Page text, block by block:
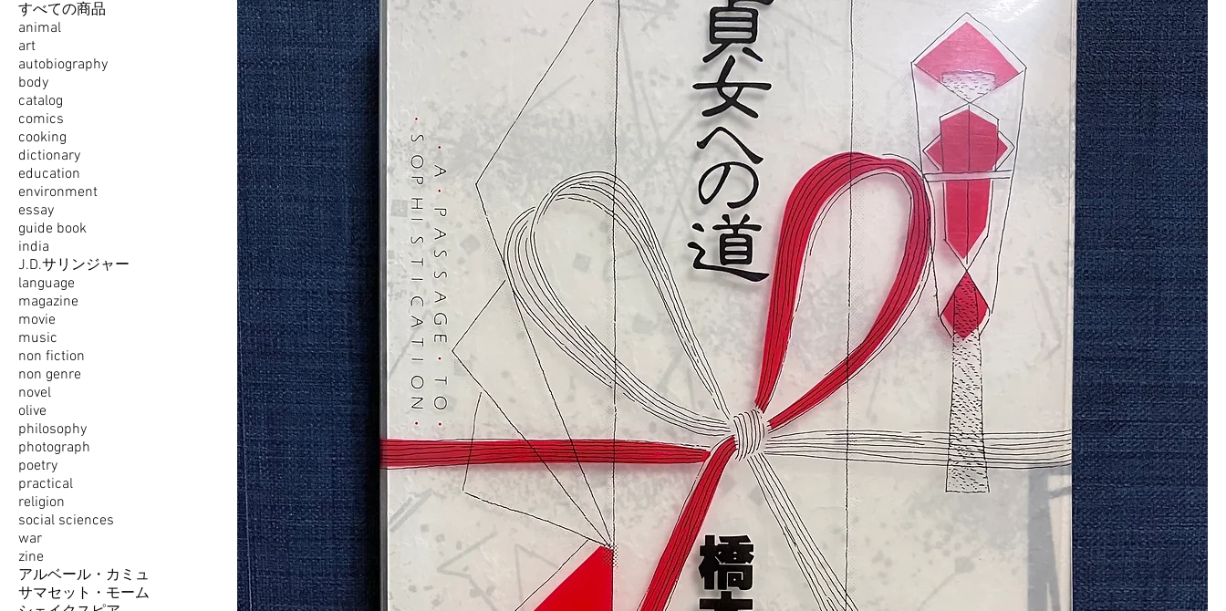
すべての商品
animal
art
autobiography
body
catalog
comics
cooking
dictionary
education
environment
essay
guide book
india
J.D.サリンジャー
language
magazine
movie
music
non fiction
non genre
novel
olive
philosophy
photograph
poetry
practical
religion
social sciences
war
zine
アルベール・カミュ
サマセット・モーム